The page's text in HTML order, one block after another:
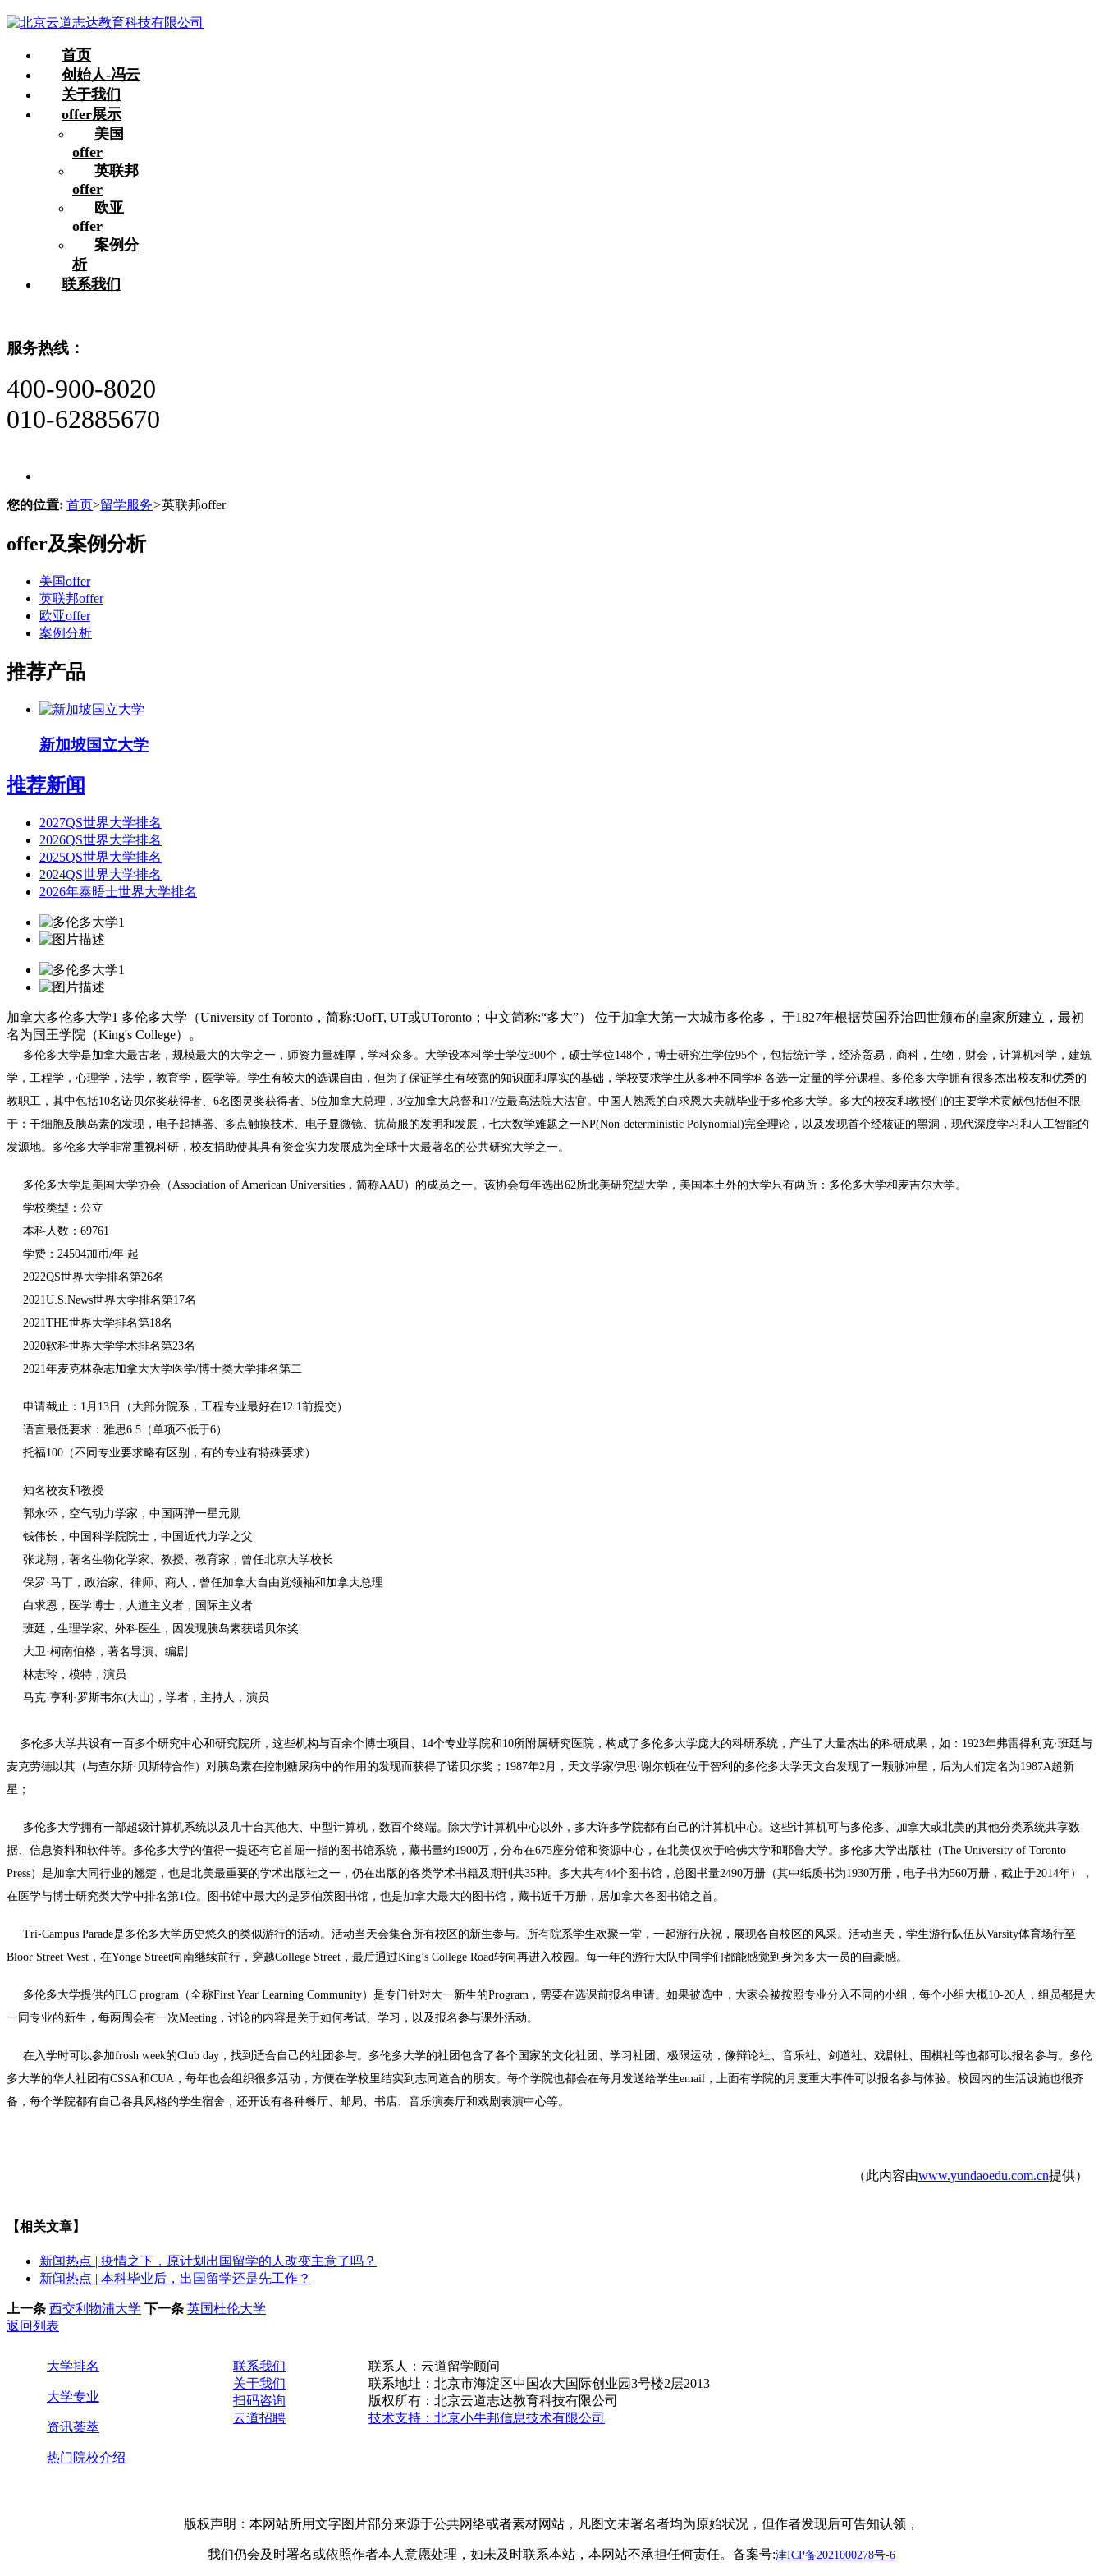
首页
创始人-冯云
关于我们
offer展示
美国
offer
英联邦
offer
欧亚
offer
案例分
析
联系我们
服务热线：
400-900-8020
010-62885670
您的位置: 首页>留学服务>英联邦offer
offer及案例分析
美国offer
英联邦offer
欧亚offer
案例分析
推荐产品
新加坡国立大学
推荐新闻
2027QS世界大学排名
2026QS世界大学排名
2025QS世界大学排名
2024QS世界大学排名
2026年泰晤士世界大学排名
加拿大多伦多大学1 多伦多大学（University of Toronto，简称:UofT, UT或UToronto；中文简称:“多大”） 位于加拿大第一大城市多伦多， 于1827年根据英国乔治四世颁布的皇家所建立，最初
名为国王学院（King's College）。
多伦多大学是加拿大最古老，规模最大的大学之一，师资力量雄厚，学科众多。大学设本科学士学位300个，硕士学位148个，博士研究生学位95个，包括统计学，经济贸易，商科，生物，财会，计算机科学，建筑
学，工程学，心理学，法学，教育学，医学等。学生有较大的选课自由，但为了保证学生有较宽的知识面和厚实的基础，学校要求学生从多种不同学科各选一定量的学分课程。多伦多大学拥有很多杰出校友和优秀的
教职工，其中包括10名诺贝尔奖获得者、6名图灵奖获得者、5位加拿大总理，3位加拿大总督和17位最高法院大法官。中国人熟悉的白求恩大夫就毕业于多伦多大学。多大的校友和教授们的主要学术贡献包括但不限
于：干细胞及胰岛素的发现，电子起搏器、多点触摸技术、电子显微镜、抗荷服的发明和发展，七大数学难题之一NP(Non-deterministic Polynomial)完全理论，以及发现首个经核证的黑洞，现代深度学习和人工智能的
发源地。多伦多大学非常重视科研，校友捐助使其具有资金实力发展成为全球十大最著名的公共研究大学之一。
多伦多大学是美国大学协会（Association of American Universities，简称AAU）的成员之一。该协会每年选出62所北美研究型大学，美国本土外的大学只有两所：多伦多大学和麦吉尔大学。
学校类型：公立
本科人数：69761
学费：24504加币/年 起
2022QS世界大学排名第26名
2021U.S.News世界大学排名第17名
2021THE世界大学排名第18名
2020软科世界大学学术排名第23名
2021年麦克林杂志加拿大大学医学/博士类大学排名第二
申请截止：1月13日（大部分院系，工程专业最好在12.1前提交）
语言最低要求：雅思6.5（单项不低于6）
托福100（不同专业要求略有区别，有的专业有特殊要求）
知名校友和教授
郭永怀，空气动力学家，中国两弹一星元勋
钱伟长，中国科学院院士，中国近代力学之父
张龙翔，著名生物化学家、教授、教育家，曾任北京大学校长
保罗·马丁，政治家、律师、商人，曾任加拿大自由党领袖和加拿大总理
白求恩，医学博士，人道主义者，国际主义者
班廷，生理学家、外科医生，因发现胰岛素获诺贝尔奖
大卫·柯南伯格，著名导演、编剧
林志玲，模特，演员
马克·亨利·罗斯韦尔(大山)，学者，主持人，演员
多伦多大学共设有一百多个研究中心和研究院所，这些机构与百余个博士项目、14个专业学院和10所附属研究医院，构成了多伦多大学庞大的科研系统，产生了大量杰出的科研成果，如：1923年弗雷得利克·班廷与
麦克劳德以其（与查尔斯·贝斯特合作）对胰岛素在控制糖尿病中的作用的发现而获得了诺贝尔奖；1987年2月，天文学家伊思·谢尔顿在位于智利的多伦多大学天文台发现了一颗脉冲星，后为人们定名为1987A超新
星；
多伦多大学拥有一部超级计算机系统以及几十台其他大、中型计算机，数百个终端。除大学计算机中心以外，多大许多学院都有自己的计算机中心。这些计算机可与多伦多、加拿大或北美的其他分类系统共享数
据、信息资料和软件等。多伦多大学的值得一提还有它首屈一指的图书馆系统，藏书量约1900万，分布在675座分馆和资源中心，在北美仅次于哈佛大学和耶鲁大学。多伦多大学出版社（The University of Toronto
Press）是加拿大同行业的翘楚，也是北美最重要的学术出版社之一，仍在出版的各类学术书籍及期刊共35种。多大共有44个图书馆，总图书量2490万册（其中纸质书为1930万册，电子书为560万册，截止于2014年），
在医学与博士研究类大学中排名第1位。图书馆中最大的是罗伯茨图书馆，也是加拿大最大的图书馆，藏书近千万册，居加拿大各图书馆之首。
Tri-Campus Parade是多伦多大学历史悠久的类似游行的活动。活动当天会集合所有校区的新生参与。所有院系学生欢聚一堂，一起游行庆祝，展现各自校区的风采。活动当天，学生游行队伍从Varsity体育场行至
Bloor Street West，在Yonge Street向南继续前行，穿越College Street，最后通过King’s College Road转向再进入校园。每一年的游行大队中同学们都能感觉到身为多大一员的自豪感。
多伦多大学提供的FLC program（全称First Year Learning Community）是专门针对大一新生的Program，需要在选课前报名申请。如果被选中，大家会被按照专业分入不同的小组，每个小组大概10-20人，组员都是大
一同专业的新生，每两周会有一次Meeting，讨论的内容是关于如何考试、学习，以及报名参与课外活动。
在入学时可以参加frosh week的Club day，找到适合自己的社团参与。多伦多大学的社团包含了各个国家的文化社团、学习社团、极限运动，像辩论社、音乐社、剑道社、戏剧社、围棋社等也都可以报名参与。多伦
多大学的华人社团有CSSA和CUA，每年也会组织很多活动，方便在学校里结实到志同道合的朋友。每个学院也都会在每月发送给学生email，上面有学院的月度重大事件可以报名参与体验。校园内的生活设施也很齐
备，每个学院都有自己各具风格的学生宿舍，还开设有各种餐厅、邮局、书店、音乐演奏厅和戏剧表演中心等。
（此内容由www.yundaoedu.com.cn提供）
【相关文章】
新闻热点 | 疫情之下，原计划出国留学的人改变主意了吗？
新闻热点 | 本科毕业后，出国留学还是先工作？
上一条 西交利物浦大学 下一条 英国杜伦大学
返回列表
大学排名
大学专业
资讯荟萃
热门院校介绍
联系我们
关于我们
扫码咨询
云道招聘
联系人：云道留学顾问
联系地址：北京市海淀区中国农大国际创业园3号楼2层2013
版权所有：北京云道志达教育科技有限公司
技术支持：北京小牛邦信息技术有限公司
版权声明：本网站所用文字图片部分来源于公共网络或者素材网站，凡图文未署名者均为原始状况，但作者发现后可告知认领，
我们仍会及时署名或依照作者本人意愿处理，如未及时联系本站，本网站不承担任何责任。备案号:津ICP备2021000278号-6